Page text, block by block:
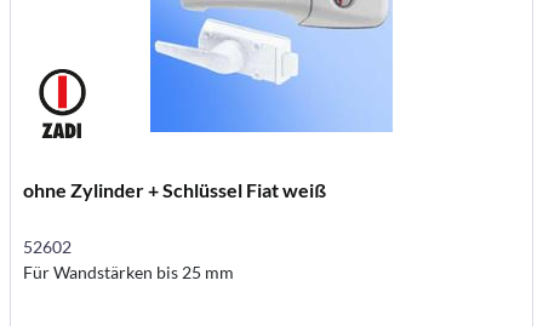
ohne Zylinder + Schlüssel Fiat weiß
52602
Für Wandstärken bis 25 mm